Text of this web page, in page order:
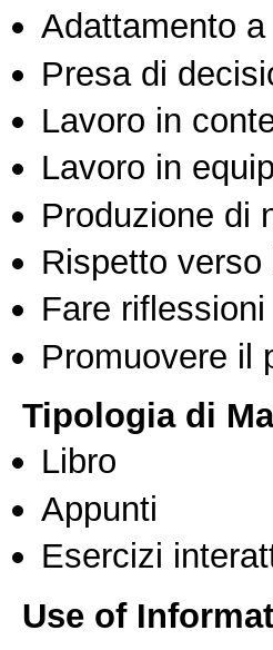
Adattamento
Presa di
Lavoro in
Lavoro in
Produzione di
Rispetto verso
Fare
Promuovere il
Tipologia di
Libro
Appunti
Esercizi
Use of